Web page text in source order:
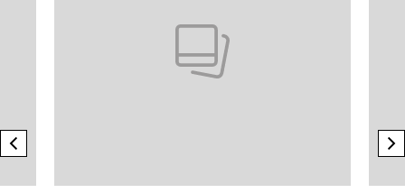
previous element